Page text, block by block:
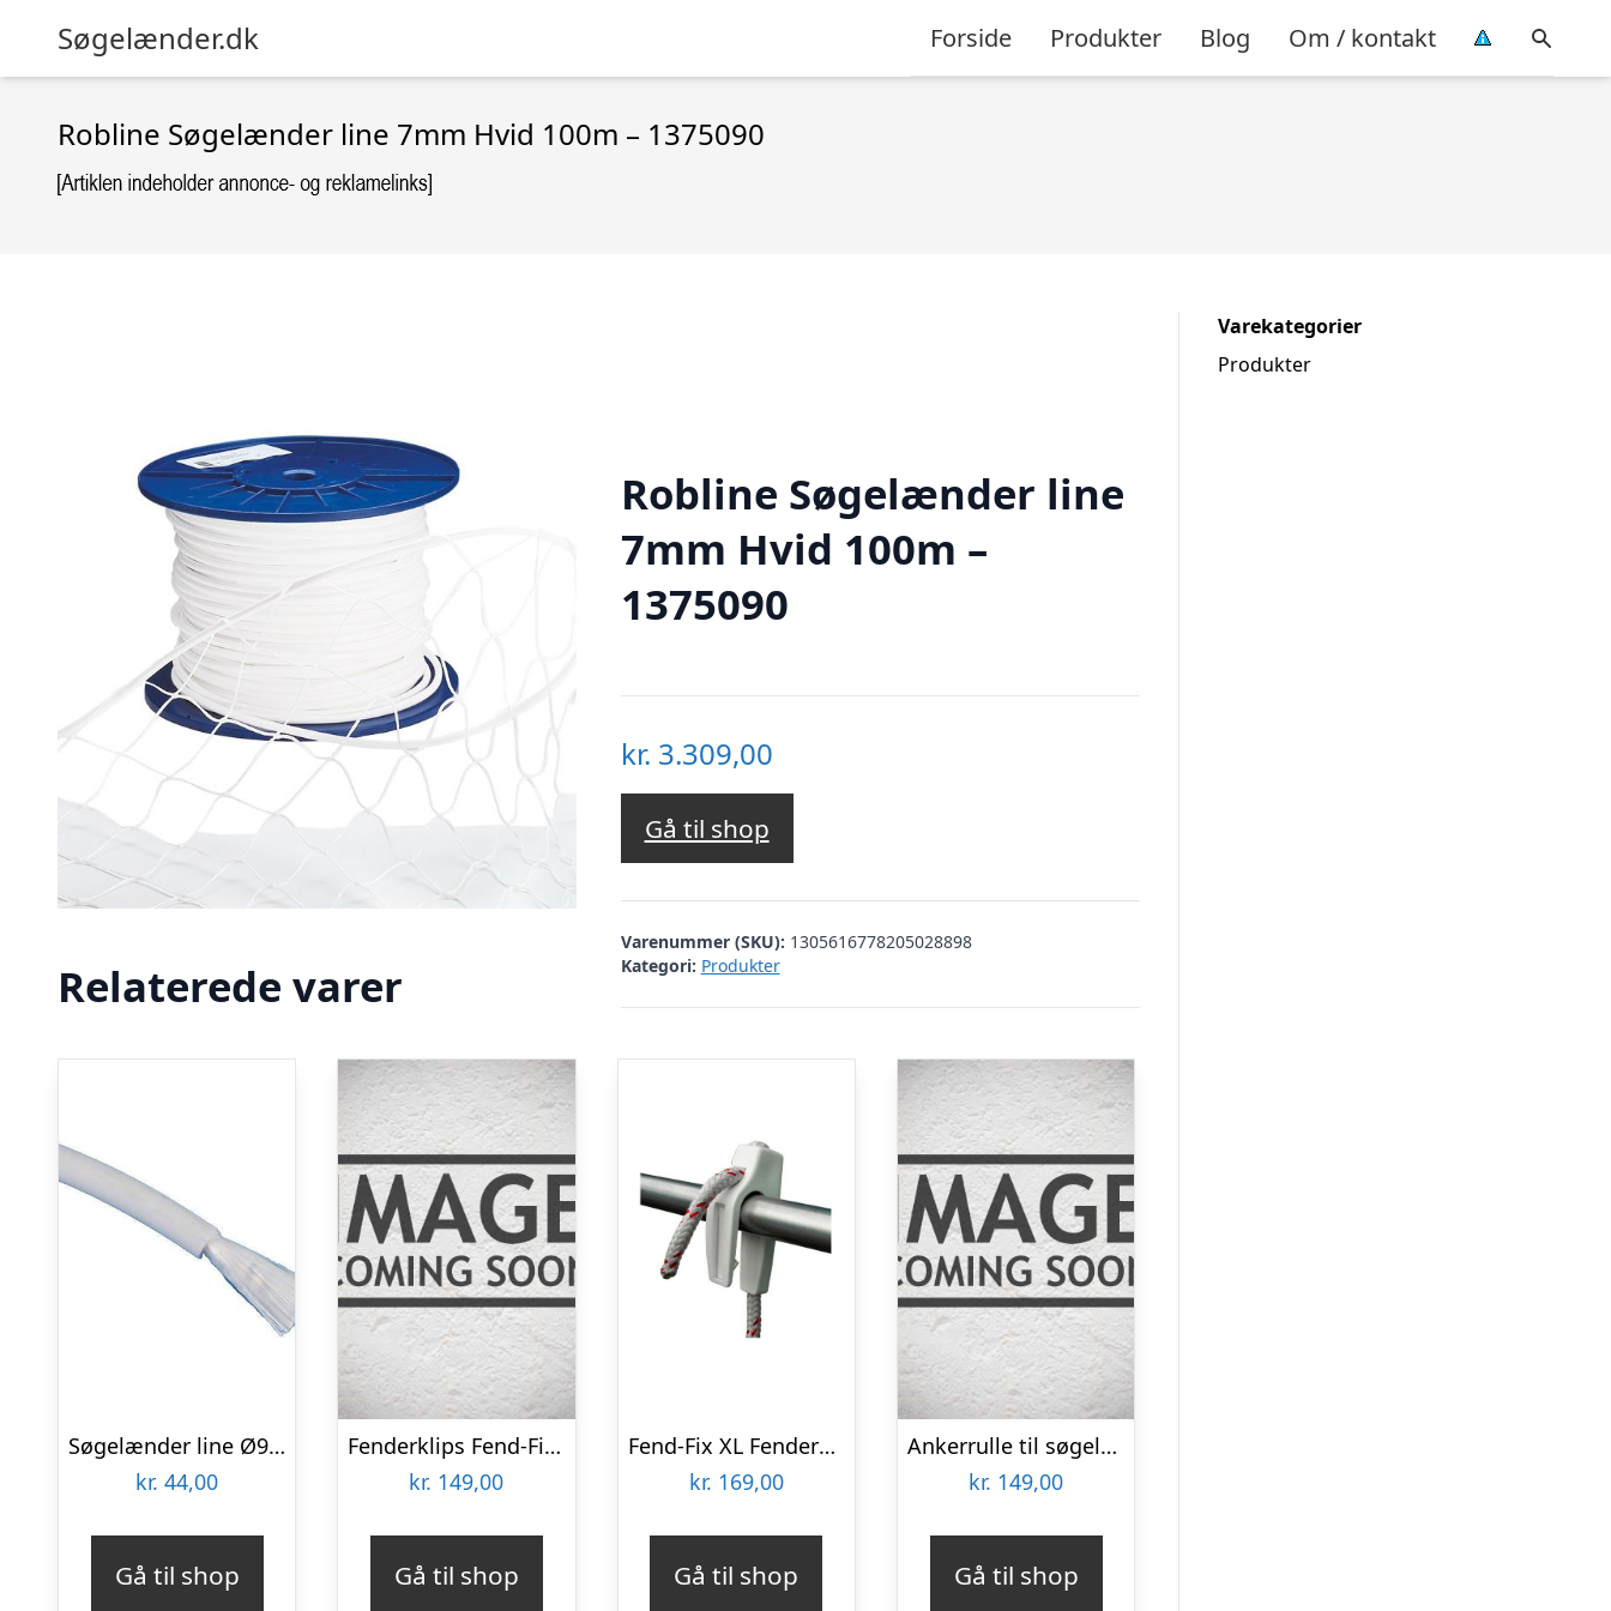
Søgelænder.dk Forside Produkter Blog Om / kontakt
Robline Søgelænder line 7mm Hvid 100m – 1375090
Robline Søgelænder line
7mm Hvid 100m –
1375090
kr. 3.309,00
Gå til shop
Varenummer (SKU): 1305616778205028898
Kategori: Produkter
Relaterede varer
Søgelænder line Ø9mm – 1339541
kr. 44,00
Gå til shop
Fenderklips Fend-Fix til søgelænder Ø4-8mm, 2-pak – 1151425
kr. 149,00
Gå til shop
Fend-Fix XL Fenderholder til søgelænder
kr. 169,00
Gå til shop
Ankerrulle til søgelænder Ø22-25mm – 1011130
kr. 149,00
Gå til shop
Varekategorier
Produkter